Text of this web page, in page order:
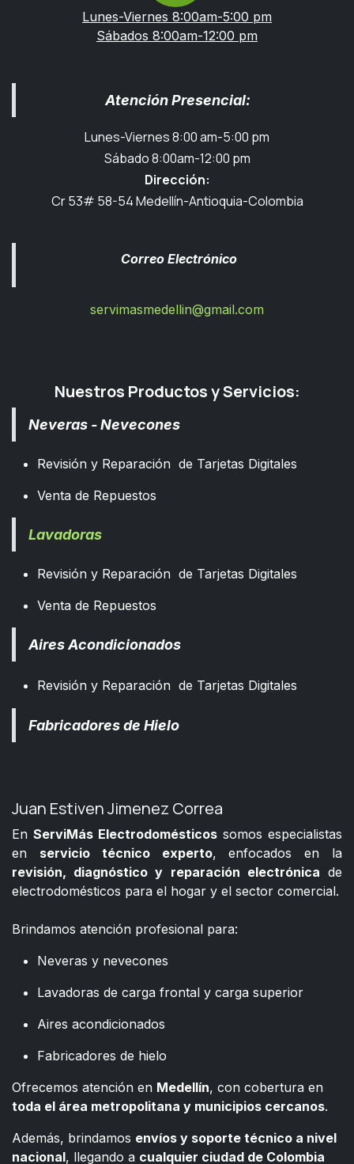
Lunes-Viernes 8:00am-5:00 pm
Sábados 8:00am-12:00 pm
Atención Presencial:
Lunes-Viernes 8:00 am-5:00 pm
Sábado 8:00am-12:00 pm
Dirección:
Cr 53# 58-54 Medellín-Antioquia-Colombia
Correo Electrónico
servimasmedellin@gmail.com
Nuestros Productos y Servicios:
Neveras - Nevecones
Revisión y Reparación de Tarjetas Digitales
Venta de Repuestos
Lavadoras
Revisión y Reparación de Tarjetas Digitales
Venta de Repuestos
Aires Acondicionados
Revisión y Reparación de Tarjetas Digitales
Fabricadores de Hielo
Juan Estiven Jimenez Correa
En ServiMás Electrodomésticos somos especialistas
en servicio técnico experto, enfocados en la
revisión, diagnóstico y reparación electrónica de
electrodomésticos para el hogar y el sector comercial.
Brindamos atención profesional para:
Neveras y nevecones
Lavadoras de carga frontal y carga superior
Aires acondicionados
Fabricadores de hielo
Ofrecemos atención en Medellín, con cobertura en
toda el área metropolitana y municipios cercanos.
Además, brindamos envíos y soporte técnico a nivel
nacional, llegando a cualquier ciudad de Colombia